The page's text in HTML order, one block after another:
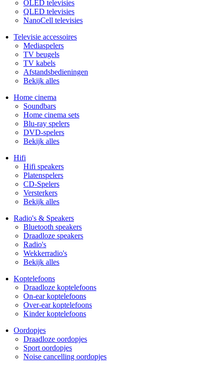
OLED televisies
QLED televisies
NanoCell televisies
Televisie accessoires
Mediaspelers
TV beugels
TV kabels
Afstandsbedieningen
Bekijk alles
Home cinema
Soundbars
Home cinema sets
Blu-ray spelers
DVD-spelers
Bekijk alles
Hifi
Hifi speakers
Platenspelers
CD-Spelers
Versterkers
Bekijk alles
Radio's & Speakers
Bluetooth speakers
Draadloze speakers
Radio's
Wekkerradio's
Bekijk alles
Koptelefoons
Draadloze koptelefoons
On-ear koptelefoons
Over-ear koptelefoons
Kinder koptelefoons
Oordopjes
Draadloze oordopjes
Sport oordopjes
Noise cancelling oordopjes